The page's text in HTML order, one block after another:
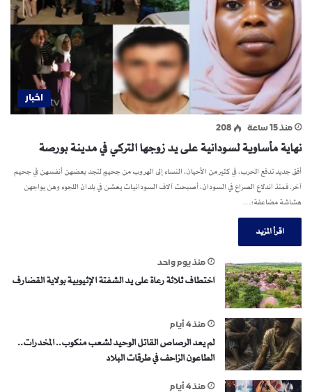
اخبار
منذ 15 ساعة 208
نهاية مأساوية لسودانية على يد زوجها التركي في مدينة بورصة
أفق جديد تدفع الحرب، في كثير من الأحيان، النساء إلى الهروب من جحيمٍ لتجد بعضهن أنفسهن في جحيم
آخر. فمنذ اندلاع الصراع في السودان، أصبحت آلاف السودانيات يعشن في بلدان اللجوء وهن يواجهن
هشاشة مضاعفة؛…
اقرأ المزيد
منذ يوم واحد
اختطاف ثلاثة رعاة على يد الشفتة الإثيوبية بولاية القضارف
منذ 4 أيام
لم يعد الرصاص القاتل الوحيد لشعب منكوب.. المخدرات..
الطاعون الزاحف في طرقات البلاد
منذ 4 أيام